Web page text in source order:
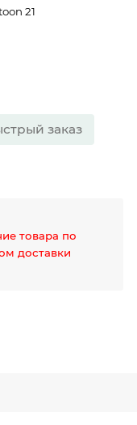
21
заказ
товара по
доставки